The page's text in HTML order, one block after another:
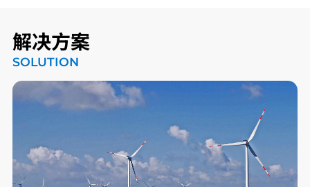
解决方案
SOLUTION